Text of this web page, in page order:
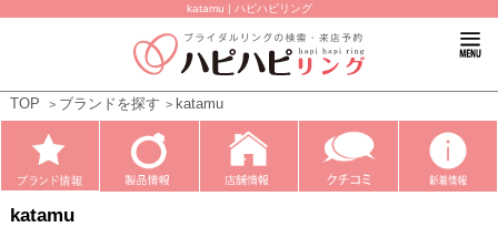
katamu | ハピハピリング
TOP ブランドを探す katamu
katamu